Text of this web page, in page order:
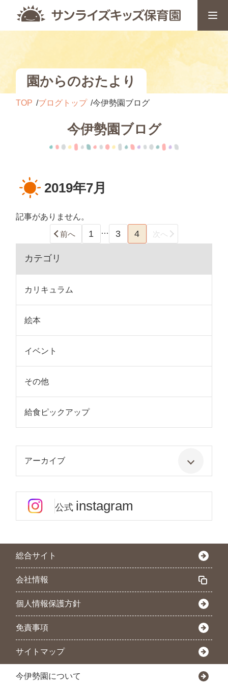
園からのおたより
TOP ブログトップ 今伊勢園ブログ
今伊勢園ブログ
2019年7月
記事がありません。
前へ
1 … 3 4 次へ
カテゴリ
カリキュラム
絵本
イベント
その他
給食ピックアップ
アーカイブ
公式 instagram
総合サイト
会社情報
個人情報保護方針
免責事項
サイトマップ
今伊勢園について